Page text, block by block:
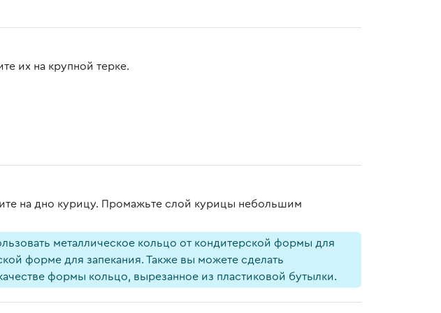
их на крупной терке.
на дно курицу. Промажьте слой курицы небольшим
металлическое кольцо от кондитерской формы для
форме для запекания. Также вы можете сделать
формы кольцо, вырезанное из пластиковой бутылки.